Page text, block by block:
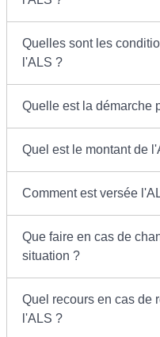
Quelles sont les
l'ALS ?
Quelle est la démarche
Quel est le montant de
Comment est versée
Que faire en cas de
situation ?
Quel recours en cas de
l'ALS ?